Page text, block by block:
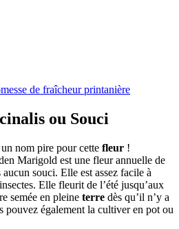
de fraîcheur printanière
ou Souci
nom pire pour cette fleur !
Marigold est une fleur annuelle de
souci. Elle est assez facile à
Elle fleurit de l’été jusqu’aux
semée en pleine terre dès qu’il n’y a
pouvez également la cultiver en pot ou